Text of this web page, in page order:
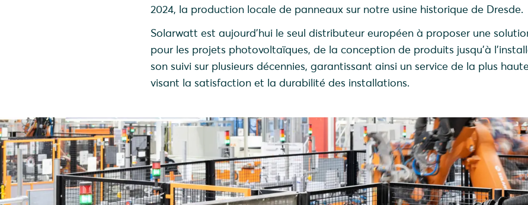
2024, la production locale de panneaux sur notre usine historique de Dresde.
Solarwatt est aujourd’hui le seul distributeur européen à proposer une
pour les projets photovoltaïques, de la conception de produits jusqu’à
son suivi sur plusieurs décennies, garantissant ainsi un service de la plus
visant la satisfaction et la durabilité des installations.